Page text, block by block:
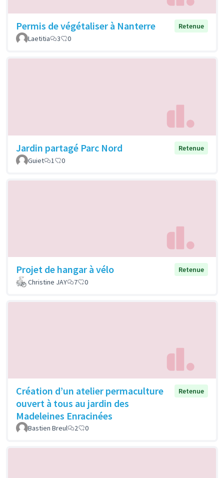
Permis de végétaliser à Nanterre
Retenue
Laetitia
3 0
Jardin partagé Parc Nord
Retenue
Guiet
1 0
Projet de hangar à vélo
Retenue
Christine JAY
7 0
Création d’un atelier permaculture
ouvert à tous au jardin des
Madeleines Enracinées
Retenue
Bastien Breul 2 0